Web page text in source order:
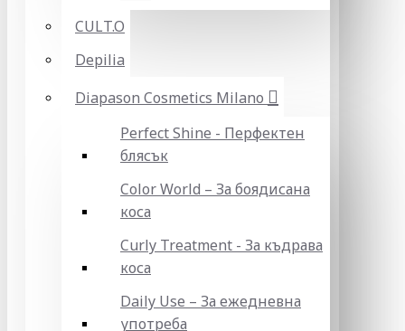
CULT.O
Depilia
Diapason Cosmetics Milano
Perfect Shine - Перфектен
блясък
Color World – За боядисана
коса
Curly Treatment - За къдрава
коса
Daily Use – За ежедневна
употреба